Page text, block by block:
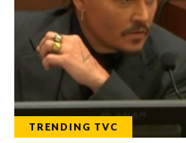
TRENDING TVC